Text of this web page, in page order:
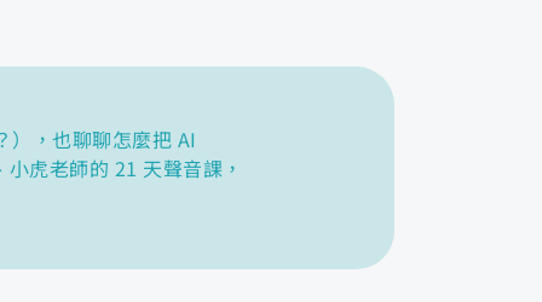
，也聊聊怎麼把 AI
虎老師的 21 天聲音課，